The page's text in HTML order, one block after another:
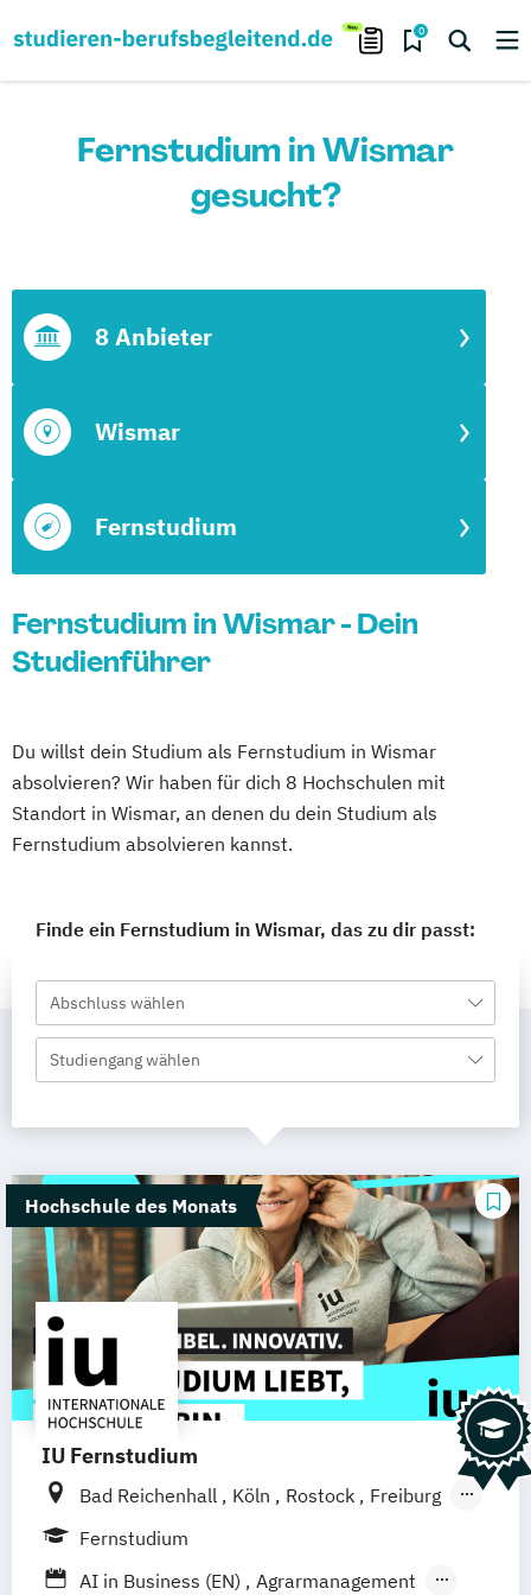
0
Fernstudium in Wismar
gesucht?
Fernstudium
Wismar
8 Anbieter
Fernstudium in Wismar - Dein
Studienführer
Du willst dein Studium als Fernstudium in Wismar
absolvieren? Wir haben für dich 8 Hochschulen mit
Standort in Wismar, an denen du dein Studium als
Fernstudium absolvieren kannst.
Finde ein Fernstudium in Wismar, das zu dir passt:
Abschluss wählen
Studiengang wählen
Hochschule des Monats
IU Fernstudium
Bad Reichenhall Köln Rostock
Freiburg
Kiel
Frankfurt am Main
Fernstudium
AI in Business (EN)
Agrarmanagement